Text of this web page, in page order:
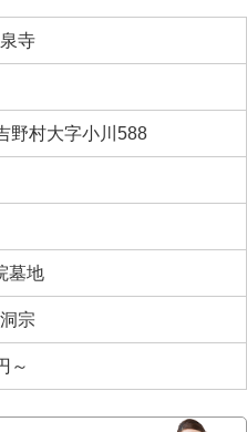
寺
野村大字小川588
墓地
宗
～